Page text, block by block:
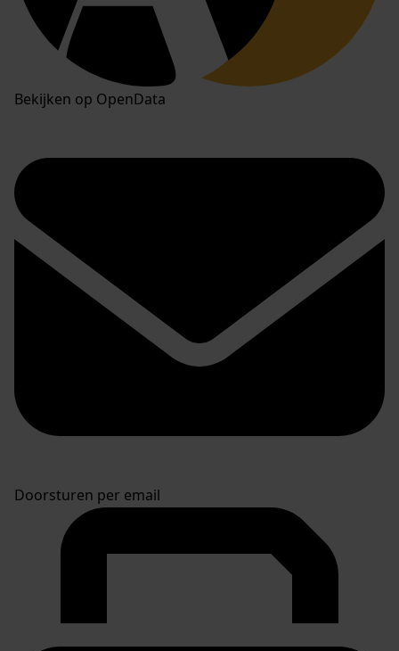
Bekijken op OpenData
Doorsturen per email